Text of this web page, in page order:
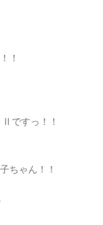
！
ですっ！！
ちゃん！！